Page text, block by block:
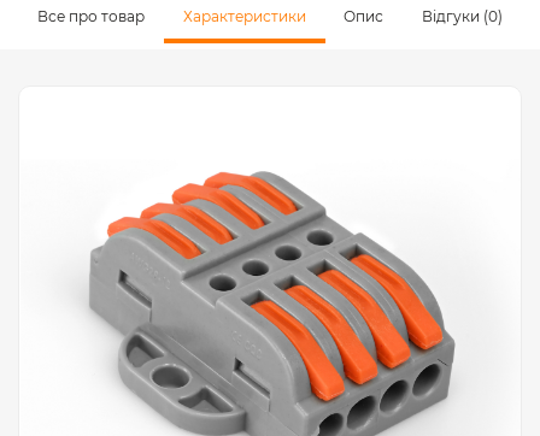
Все про товар Характеристики Опис Відгуки (0)